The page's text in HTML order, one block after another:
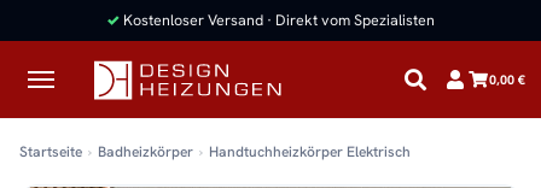
✓ Kostenloser Versand · Direkt vom Spezialisten
0,00 €
Startseite Badheizkörper Handtuchheizkörper Elektrisch